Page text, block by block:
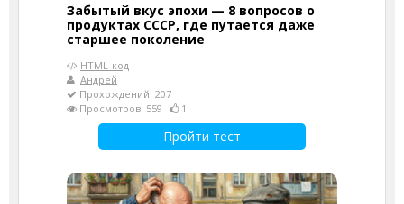
Забытый вкус эпохи — 8 вопросов о
продуктах СССР, где путается даже
старшее поколение
HTML-код
Андрей
Прохождений: 207
Просмотров: 559
1
Пройти тест